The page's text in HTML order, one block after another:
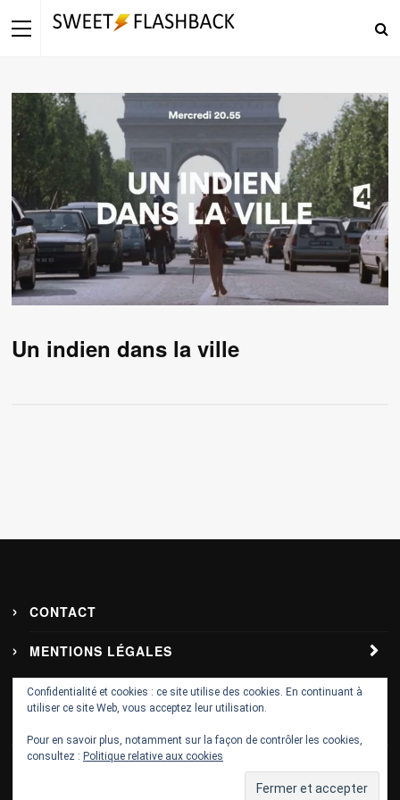
Un indien dans la ville
CONTACT
MENTIONS LÉGALES
Politique de confidentialité – RGPD
Confidentialité et cookies : ce site utilise des cookies. En continuant à
utiliser ce site Web, vous acceptez leur utilisation.
Pour en savoir plus, notamment sur la façon de contrôler les cookies,
consultez : Politique relative aux cookies
© 2017 sweet-flashback.com. Designed & Developed bycom-webmarket.fr